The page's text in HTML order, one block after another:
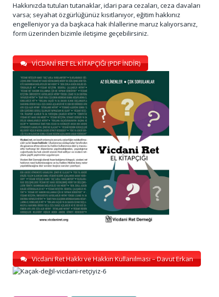
Hakkınızda tutulan tutanaklar, idari para cezaları, ceza davaları
varsa; seyahat özgürlüğünüz kısıtlanıyor, eğitim hakkınız
engelleniyor ya da başkaca hak ihlallerine maruz kalıyorsanız,
form üzerinden bizimle iletişime geçebilirsiniz.
VİCDANİ RET EL KİTAPÇIĞI (PDF İNDİR)
Vicdani Ret Hakkı ve Hakkın Kullanılması – Davut Erkan